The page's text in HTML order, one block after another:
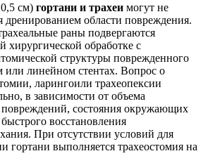
см) гортани и трахеи могут не
дренированием области повреждения.
раны подвергаются
хирургической обработке с
структуры поврежденного
или линейном стентах. Вопрос о
ларингоили трахеопексии
в зависимости от объема
повреждений, состояния окружающих
восстановления
При отсутствии условий для
гортани выполняется трахеостомия на